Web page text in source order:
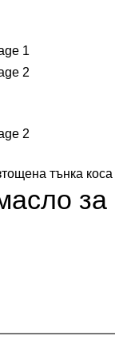
тънка